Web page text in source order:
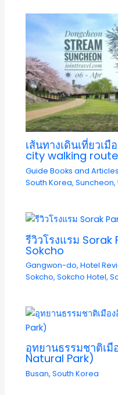
เส้นทางเดินเที่ยวเ
city walking
Guide Books and
South Korea,Suncheon,
รีวิวโรงแรม
Sokcho
Gangwon-do,Hotel
Sokcho,Sokcho Hotel,
อุทยานธรรมชาติเ
Natural Park)
Busan,South Korea